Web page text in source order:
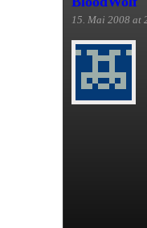
15. Mai 2008 at